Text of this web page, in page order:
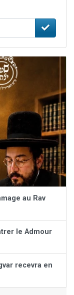
au Rav
le Admour
recevra en